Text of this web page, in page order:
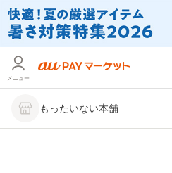
メニュー
もったいない本舗